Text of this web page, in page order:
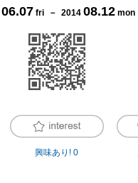
06.07 fri－ 2014 08.12 mon
興味あり! 0